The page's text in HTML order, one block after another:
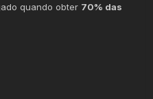
quando obter 70% das